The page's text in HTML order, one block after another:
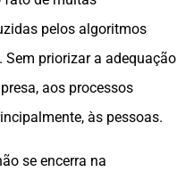
pelos algoritmos
priorizar a adequação
aos processos
às pessoas.
se encerra na